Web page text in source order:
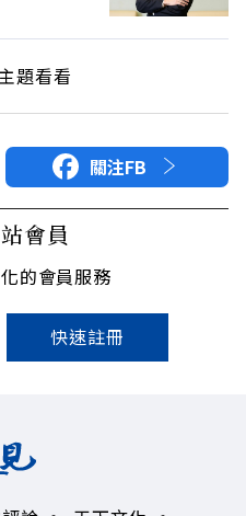
題看看
關注FB
會員
的會員服務
快速註冊